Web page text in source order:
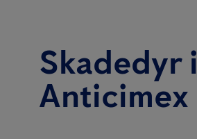
Skadedyr
Anticimex